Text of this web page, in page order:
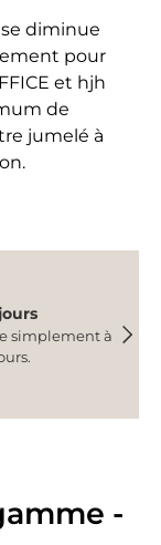
diminue
pour
et hjh
de
jumelé à
simplement à
-